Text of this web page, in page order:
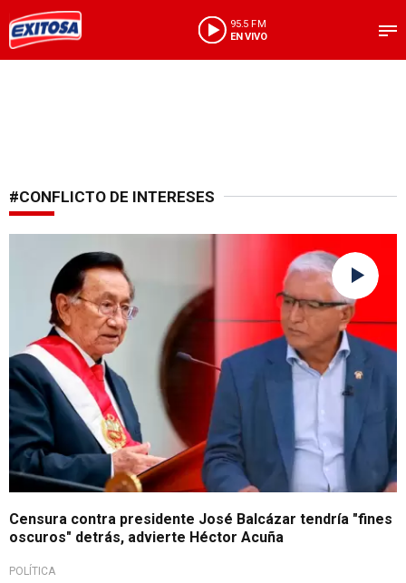
95.5 FM
EN VIVO
#CONFLICTO DE INTERESES
Censura contra presidente José Balcázar tendría "fines
oscuros" detrás, advierte Héctor Acuña
POLÍTICA